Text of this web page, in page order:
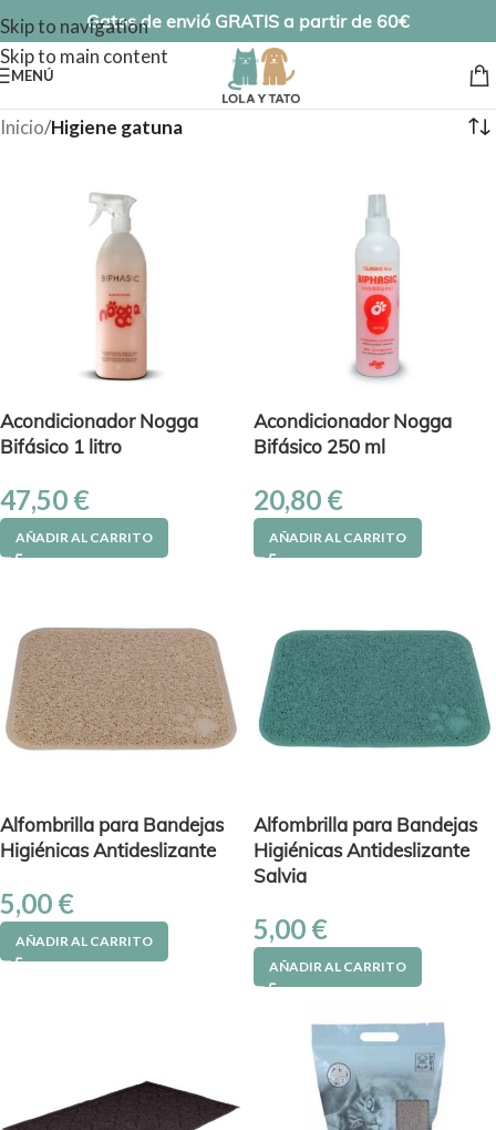
Skip to navigation
Skip to main content
Gatos de envió GRATIS a partir de 60€
MENÚ
Inicio/Higiene gatuna
Acondicionador Nogga
Bifásico 1 litro
47,50 €
AÑADIR AL CARRITO
Acondicionador Nogga
Bifásico 250 ml
20,80 €
AÑADIR AL CARRITO
Alfombrilla para Bandejas
Higiénicas Antideslizante
5,00 €
AÑADIR AL CARRITO
Alfombrilla para Bandejas
Higiénicas Antideslizante
Salvia
5,00 €
AÑADIR AL CARRITO